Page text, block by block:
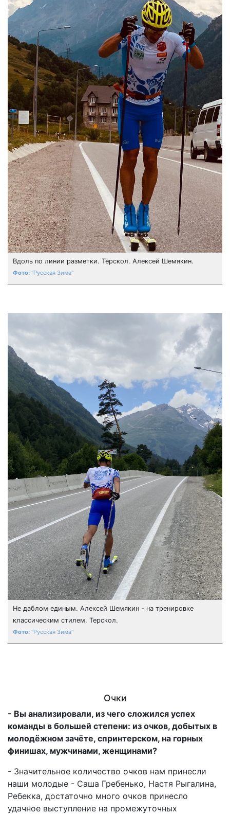
Вдоль по линии разметки. Терскол. Алексей Шемякин.
"Русская Зима"
Не даблом единым. Алексей Шемякин - на тренировке
классическим стилем. Терскол.
"Русская Зима"
Очки
- Вы анализировали, из чего сложился успех
команды в большей степени: из очков, добытых в
молодёжном зачёте, спринтерском, на горных
финишах, мужчинами, женщинами?
- Значительное количество очков нам принесли
наши молодые - Саша Гребенько, Настя Рыгалина,
Ребекка, достаточно много очков принесло
удачное выступление на промежуточных